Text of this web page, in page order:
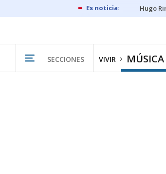
Hugo
SECCIONES VIVIR MÚSICA